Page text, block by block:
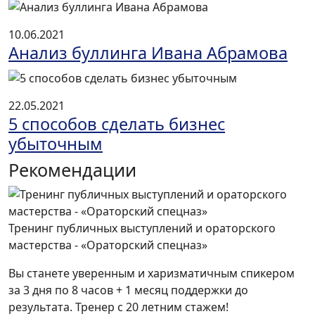
10.06.2021
Анализ буллинга Ивана Абрамова
22.05.2021
5 способов сделать бизнес
убыточным
Рекомендации
Тренинг публичных выступлений и ораторского
мастерства - «Ораторский спецназ»
Вы станете уверенным и харизматичным спикером
за 3 дня по 8 часов + 1 месяц поддержки до
результата. Тренер с 20 летним стажем!